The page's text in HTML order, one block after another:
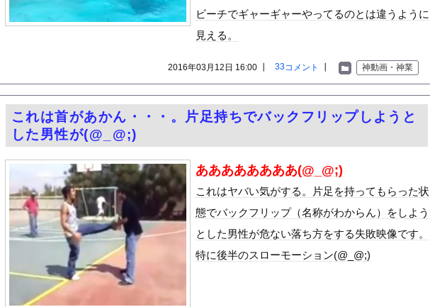
【悲報】日本政府「障害者の福祉費用が10年で2倍になったので抑制します」
直径25〜40kmの「黒い円盤」が月面を横切った!? 秒速11km・20個超の異常を...
【動画】看護師の男性に男が殴りかかるが…看護師が柔術使いだった
【黒歴史】こういう昔の大学ヤリサーの流出エロ動画（顔出し）が一番抜ける
韓国人「安貞桓が韓国代表に激怒！『惨憺たる結果、徹底的な刷新が必要だ』と監督や協会を...
ケンタッキーとか言う唐揚げ屋ｗｗｗｗｗ
【画像】このAVが性癖ブッ刺さりで精子ドクドク作られるわｗｗｗｗ
【悲報】味噌ラーメンで行列、出来ない
【中国】男の子が爆竹に点火 マンホールが爆発しふた吹き飛ぶ
【画像】伊藤舞雪とかいうＡＶ女優ｗｗｗｗｗｗｗｗｗｗw
【緊急】肛門にスティックのり入れたけど出てこないの！！
お知らせ
【動画】名古屋栄で不良外人が警察官を突き飛ばす。逮捕しろやｗｗｗ
ビーチでギャーギャーやってるのとは違うように
見える。
神動画・神業
33コメント
2016年03月12日 16:00 ┃
これは首があかん・・・。片足持ちでバックフリップしようと
した男性が(@_@;)
ああああああああ(@_@;)
これはヤバい気がする。片足を持ってもらった状
態でバックフリップ（名称がわからん）をしよう
とした男性が危ない落ち方をする失敗映像です。
特に後半のスローモーション(@_@;)